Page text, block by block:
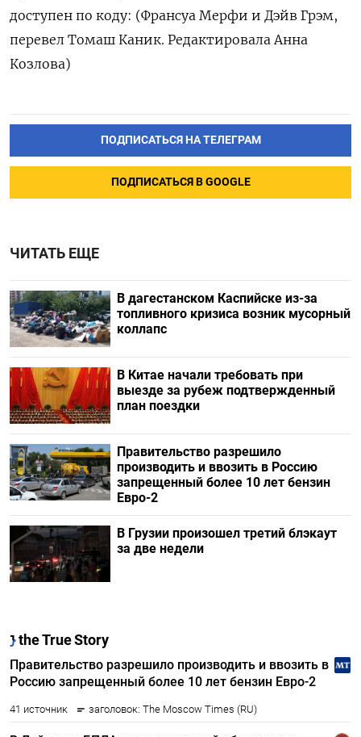
доступен по коду: (Франсуа Мерфи и Дэйв Грэм,
перевел Томаш Каник. Редактировала Анна
Козлова)
ПОДПИСАТЬСЯ НА ТЕЛЕГРАМ
ПОДПИСАТЬСЯ В GOOGLE
ЧИТАТЬ ЕЩЕ
В дагестанском Каспийске из-за
топливного кризиса возник мусорный
коллапс
В Китае начали требовать при
выезде за рубеж подтвержденный
план поездки
Правительство разрешило
производить и ввозить в Россию
запрещенный более 10 лет бензин
Евро-2
В Грузии произошел третий блэкаут
за две недели